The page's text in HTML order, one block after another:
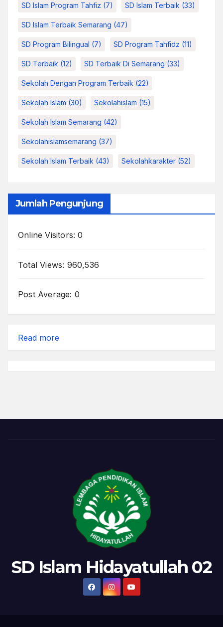
SD Islam Program Tahfiz (7) SD Islam Terbaik (33)
SD Islam Terbaik Semarang (47)
SD Program Bilingual (7) SD Program Tahfidz (11)
SD Terbaik (12) SD Terbaik Di Semarang (33)
Sekolah Dengan Program Terbaik (22)
Sekolah Islam (30) Sekolahislam (15)
Sekolah Islam Semarang (42)
Sekolahislamsemarang (37)
Sekolah Islam Terbaik (43) Sekolahkarakter (52)
Jumlah Pengunjung
Online Visitors:0
Total Views: 960,536
Post Average: 0
Read more
SD Islam Hidayatullah 02